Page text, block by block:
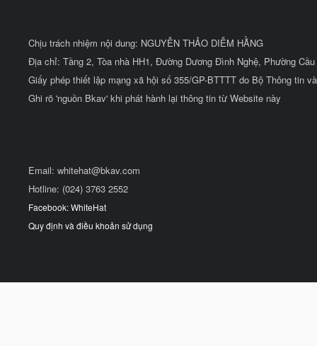
Chịu trách nhiệm nội dung: NGUYỄN THẢO DIỄM HẰNG
Địa chỉ: Tầng 2, Tòa nhà HH1, Đường Dương Đình Nghệ, Phường
Giấy phép thiết lập mạng xã hội số 355/GP-BTTTT do Bộ Thông tin
Ghi rõ 'nguồn Bkav' khi phát hành lại thông tin từ Website này
Email: whitehat@bkav.com
Hotline: (024) 3763 2552
Facebook: WhiteHat
Quy định và điều khoản sử dụng